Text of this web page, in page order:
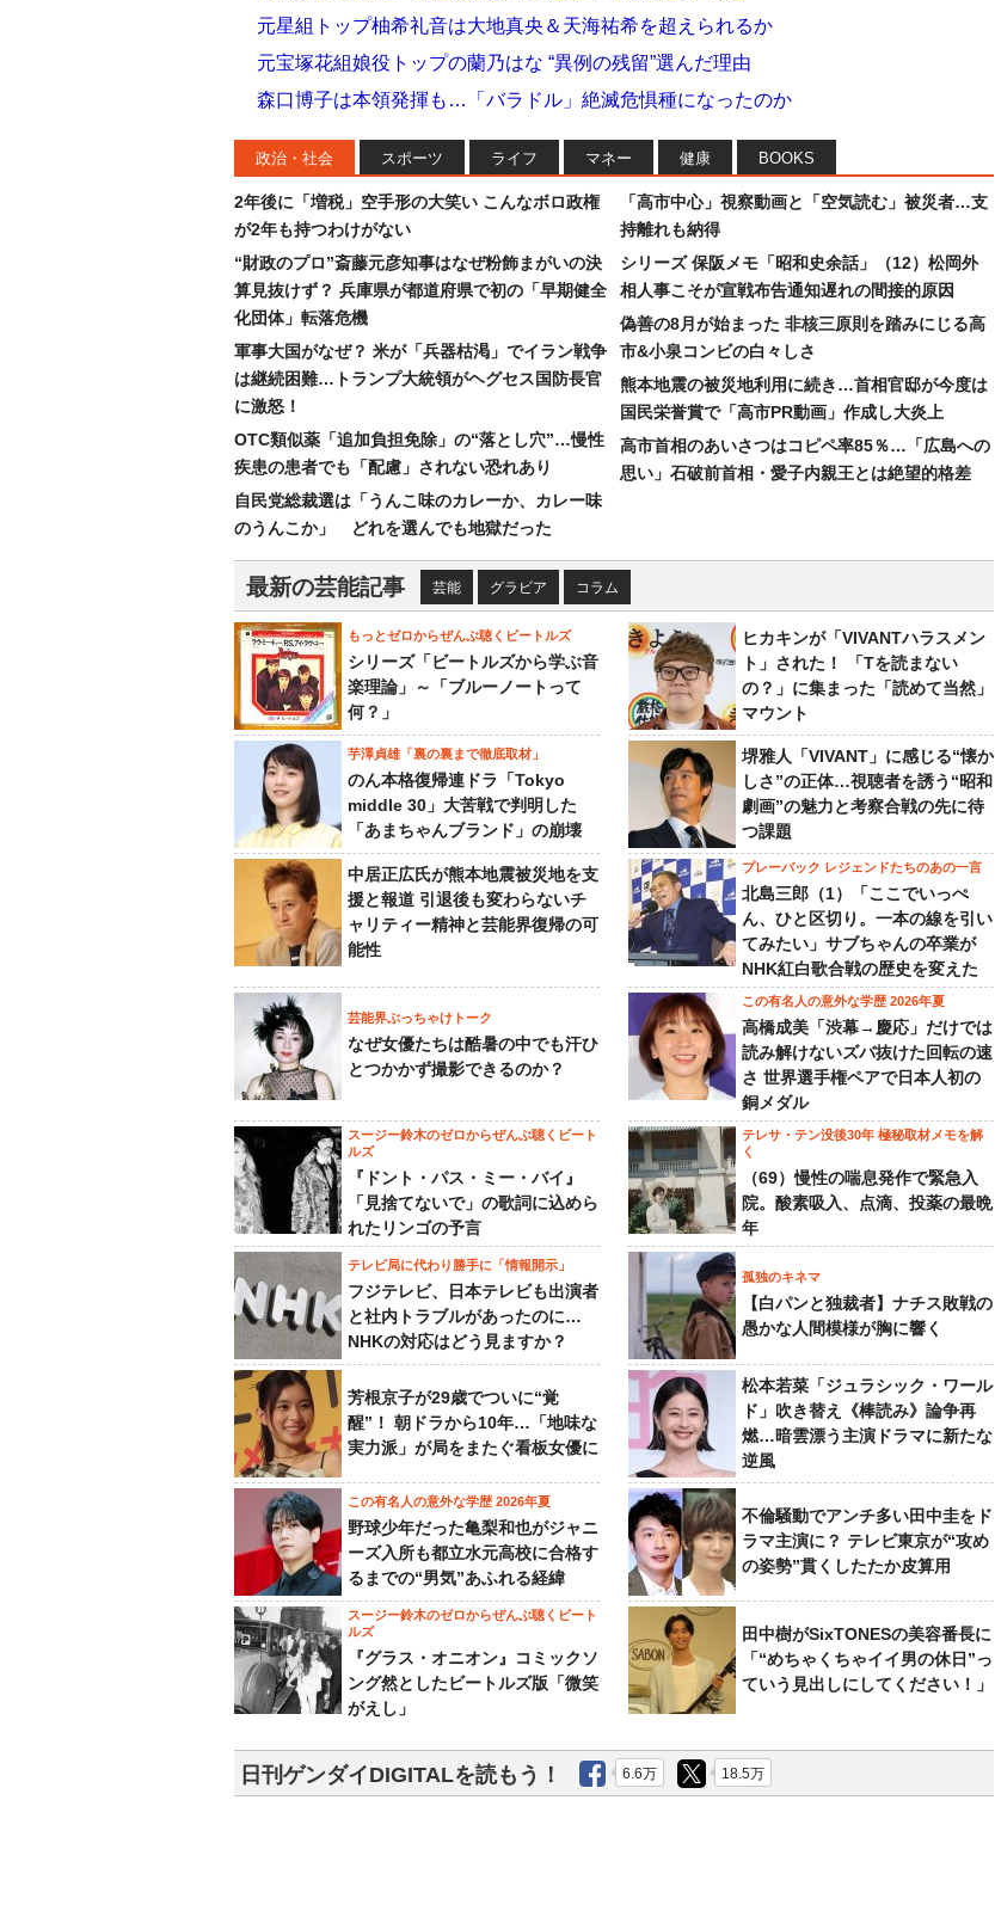
元星組トップ柚希礼音は大地真央＆天海祐希を超えられるか
元宝塚花組娘役トップの蘭乃はな “異例の残留”選んだ理由
森口博子は本領発揮も…「バラドル」絶滅危惧種になったのか
政治・社会 スポーツ ライフ マネー 健康 BOOKS
2年後に「増税」空手形の大笑い こんなボロ政権
が2年も持つわけがない
“財政のプロ”斎藤元彦知事はなぜ粉飾まがいの決
算見抜けず？ 兵庫県が都道府県で初の「早期健全
化団体」転落危機
軍事大国がなぜ？ 米が「兵器枯渇」でイラン戦争
は継続困難…トランプ大統領がヘグセス国防長官
に激怒！
OTC類似薬「追加負担免除」の“落とし穴”…慢性
疾患の患者でも「配慮」されない恐れあり
自民党総裁選は「うんこ味のカレーか、カレー味
のうんこか」 どれを選んでも地獄だった
「高市中心」視察動画と「空気読む」被災者…支
持離れも納得
シリーズ 保阪メモ「昭和史余話」（12）松岡外
相人事こそが宣戦布告通知遅れの間接的原因
偽善の8月が始まった 非核三原則を踏みにじる高
市&小泉コンビの白々しさ
熊本地震の被災地利用に続き…首相官邸が今度は
国民栄誉賞で「高市PR動画」作成し大炎上
高市首相のあいさつはコピペ率85％…「広島への
思い」石破前首相・愛子内親王とは絶望的格差
最新の芸能記事 芸能 グラビア コラム
もっとゼロからぜんぶ聴くビートルズ
シリーズ「ビートルズから学ぶ音
楽理論」～「ブルーノートって
何？」
ヒカキンが「VIVANTハラスメン
ト」された！ 「Tを読まない
の？」に集まった「読めて当然」
マウント
芋澤貞雄「裏の裏まで徹底取材」
のん本格復帰連ドラ「Tokyo
middle 30」大苦戦で判明した
「あまちゃんブランド」の崩壊
堺雅人「VIVANT」に感じる“懐か
しさ”の正体…視聴者を誘う“昭和
劇画”の魅力と考察合戦の先に待
つ課題
中居正広氏が熊本地震被災地を支
援と報道 引退後も変わらないチ
ャリティー精神と芸能界復帰の可
能性
プレーバック レジェンドたちのあの一言
北島三郎（1）「ここでいっぺ
ん、ひと区切り。一本の線を引い
てみたい」サブちゃんの卒業が
NHK紅白歌合戦の歴史を変えた
芸能界ぶっちゃけトーク
なぜ女優たちは酷暑の中でも汗ひ
とつかかず撮影できるのか？
この有名人の意外な学歴 2026年夏
高橋成美「渋幕→慶応」だけでは
読み解けないズバ抜けた回転の速
さ 世界選手権ペアで日本人初の
銅メダル
スージー鈴木のゼロからぜんぶ聴くビート
ルズ
『ドント・パス・ミー・バイ』
「見捨てないで」の歌詞に込めら
れたリンゴの予言
テレサ・テン没後30年 極秘取材メモを解
く
（69）慢性の喘息発作で緊急入
院。酸素吸入、点滴、投薬の最晩
年
テレビ局に代わり勝手に「情報開示」
フジテレビ、日本テレビも出演者
と社内トラブルがあったのに…
NHKの対応はどう見ますか？
孤独のキネマ
【白パンと独裁者】ナチス敗戦の
愚かな人間模様が胸に響く
芳根京子が29歳でついに“覚
醒”！ 朝ドラから10年…「地味な
実力派」が局をまたぐ看板女優に
松本若菜「ジュラシック・ワール
ド」吹き替え《棒読み》論争再
燃…暗雲漂う主演ドラマに新たな
逆風
この有名人の意外な学歴 2026年夏
野球少年だった亀梨和也がジャニ
ーズ入所も都立水元高校に合格す
るまでの“男気”あふれる経緯
不倫騒動でアンチ多い田中圭をド
ラマ主演に？ テレビ東京が“攻め
の姿勢”貫くしたたか皮算用
スージー鈴木のゼロからぜんぶ聴くビート
ルズ
『グラス・オニオン』コミックソ
ング然としたビートルズ版「微笑
がえし」
田中樹がSixTONESの美容番長に
「“めちゃくちゃイイ男の休日”っ
ていう見出しにしてください！」
日刊ゲンダイDIGITALを読もう！ 6.6万 18.5万